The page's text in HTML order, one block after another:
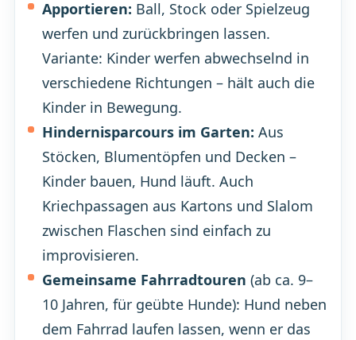
Apportieren: Ball, Stock oder Spielzeug
werfen und zurückbringen lassen.
Variante: Kinder werfen abwechselnd in
verschiedene Richtungen – hält auch die
Kinder in Bewegung.
Hindernisparcours im Garten: Aus
Stöcken, Blumentöpfen und Decken –
Kinder bauen, Hund läuft. Auch
Kriechpassagen aus Kartons und Slalom
zwischen Flaschen sind einfach zu
improvisieren.
Gemeinsame Fahrradtouren (ab ca. 9–
10 Jahren, für geübte Hunde): Hund neben
dem Fahrrad laufen lassen, wenn er das